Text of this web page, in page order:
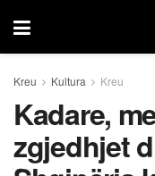
Kreu Kultura Kreu
Kadare,
zgjedhjet